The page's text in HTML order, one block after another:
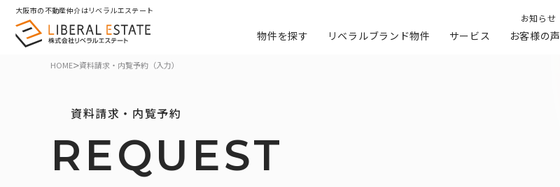
大阪市の不動産仲介はリベラルエステート
お知らせ
物件を探す リベラルブランド物件 サービス お客様の声
HOME>資料請求・内覧予約（入力）
資料請求・内覧予約
REQUEST